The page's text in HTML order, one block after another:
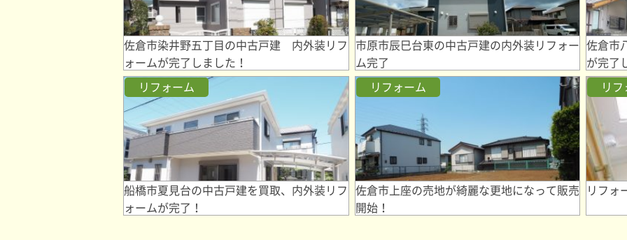
佐倉市染井野五丁目の中古戸建 内外装リフ
ォームが完了しました！
市原市辰巳台東の中古戸建の内外装リフォー
ム完了
佐倉市
が完了
リフォーム
船橋市夏見台の中古戸建を買取、内外装リフ
ォームが完了！
リフォーム
佐倉市上座の売地が綺麗な更地になって販売
開始！
リ
リフォ